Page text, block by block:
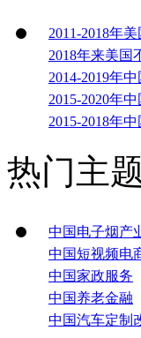
2011-2018年
2018年来美国
2014-2019年
2015-2020年
2015-2018年
热门主
中国电子烟产
中国短视频电
中国家政服务
中国养老金融
中国汽车定制